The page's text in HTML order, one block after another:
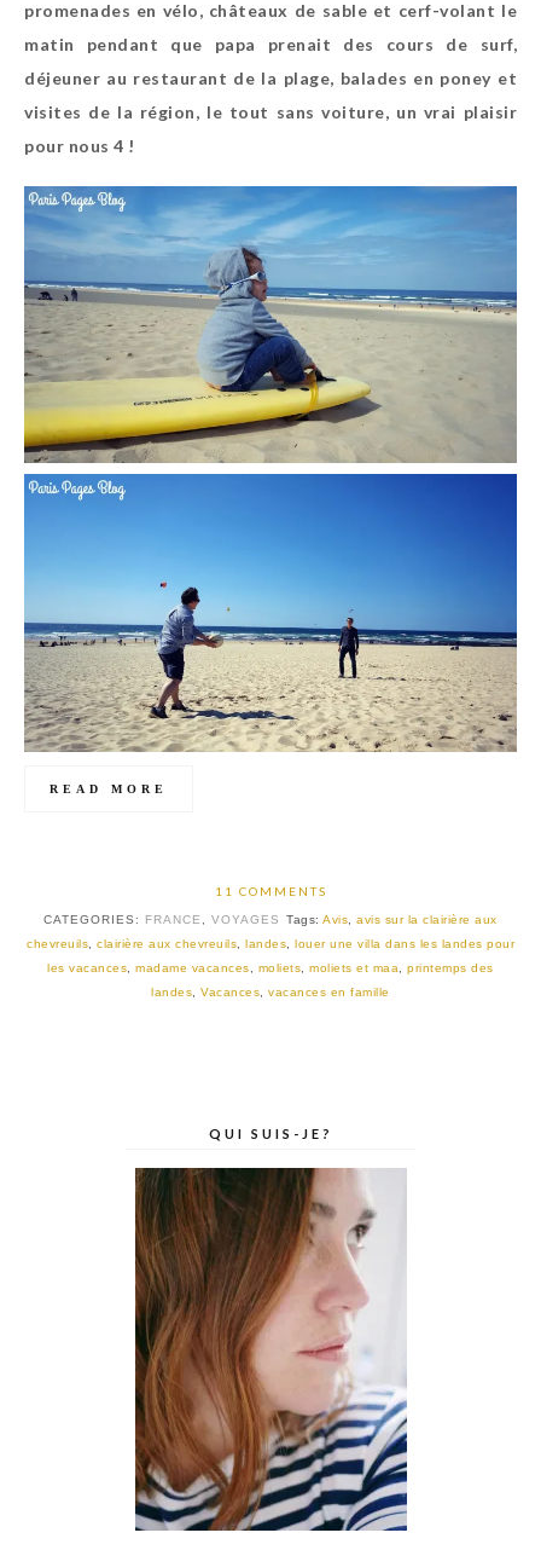
promenades en vélo, châteaux de sable et cerf-volant le
matin pendant que papa prenait des cours de surf,
déjeuner au restaurant de la plage, balades en poney et
visites de la région, le tout sans voiture, un vrai plaisir
pour nous 4 !
READ MORE
11 COMMENTS
CATEGORIES: FRANCE ,VOYAGES Tags:Avis ,avis sur la clairière aux
chevreuils
clairière aux chevreuils landes
louer une villa dans les landes pour
les vacances ,madame vacances moliets ,moliets et maa ,printemps des
landes ,Vacances ,vacances en famille
QUI SUIS-JE?